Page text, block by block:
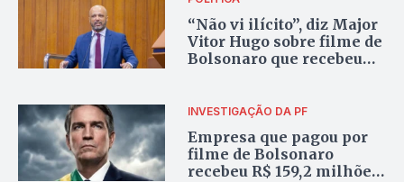
“Não vi ilícito”, diz Major
Vitor Hugo sobre filme de
Bolsonaro que recebeu
INVESTIGAÇÃO DA PF
Empresa que pagou por
filme de Bolsonaro
recebeu R$ 159,2 milhões